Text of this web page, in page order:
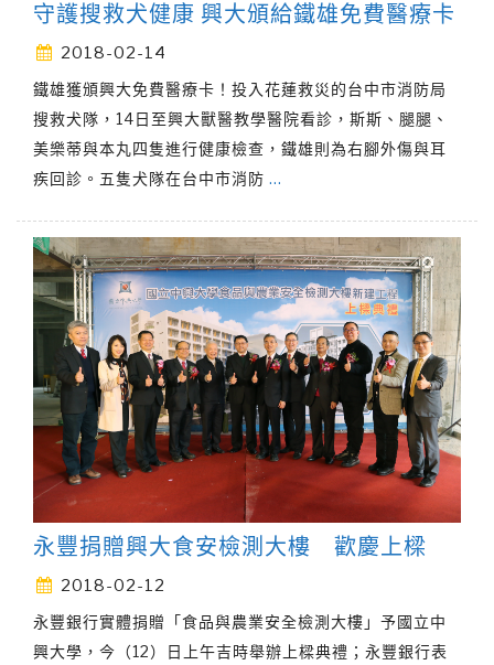
守護搜救犬健康 興大頒給鐵雄免費醫療卡
2018-02-14
鐵雄獲頒興大免費醫療卡！投入花蓮救災的台中市消防局
搜救犬隊，14日至興大獸醫教學醫院看診，斯斯、腿腿、
美樂蒂與本丸四隻進行健康檢查，鐵雄則為右腳外傷與耳
疾回診。五隻犬隊在台中市消防 …
永豐捐贈興大食安檢測大樓 歡慶上樑
2018-02-12
永豐銀行實體捐贈「食品與農業安全檢測大樓」予國立中
興大學，今（12）日上午吉時舉辦上樑典禮；永豐銀行表